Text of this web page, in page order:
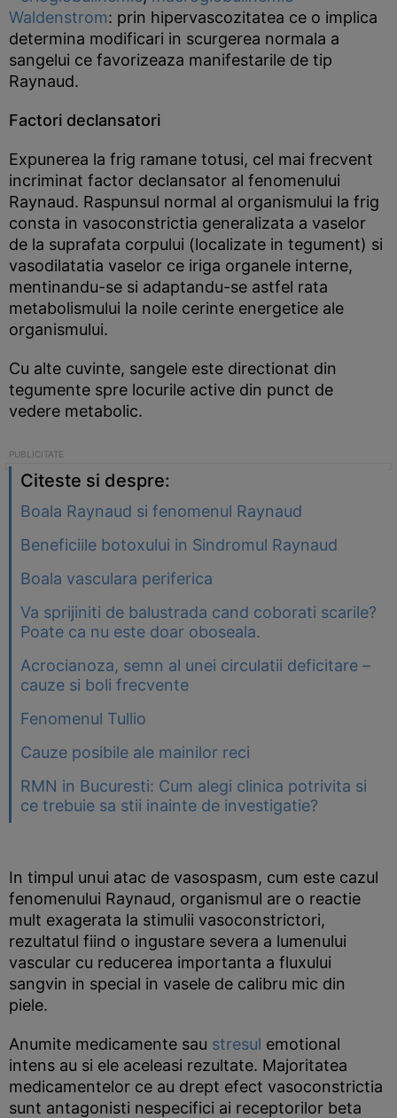
Waldenstrom: prin hipervascozitatea ce o implica
determina modificari in scurgerea normala a
sangelui ce favorizeaza manifestarile de tip
Raynaud.
Factori declansatori
Expunerea la frig ramane totusi, cel mai frecvent
incriminat factor declansator al fenomenului
Raynaud. Raspunsul normal al organismului la frig
consta in vasoconstrictia generalizata a vaselor
de la suprafata corpului (localizate in tegument) si
vasodilatatia vaselor ce iriga organele interne,
mentinandu-se si adaptandu-se astfel rata
metabolismului la noile cerinte energetice ale
organismului.
Cu alte cuvinte, sangele este directionat din
tegumente spre locurile active din punct de
vedere metabolic.
Citeste si despre:
Boala Raynaud si fenomenul Raynaud
Beneficiile botoxului in Sindromul Raynaud
Boala vasculara periferica
Va sprijiniti de balustrada cand coborati scarile?
Poate ca nu este doar oboseala.
Acrocianoza, semn al unei circulatii deficitare –
cauze si boli frecvente
Fenomenul Tullio
Cauze posibile ale mainilor reci
RMN in Bucuresti: Cum alegi clinica potrivita si
ce trebuie sa stii inainte de investigatie?
In timpul unui atac de vasospasm, cum este cazul
fenomenului Raynaud, organismul are o reactie
mult exagerata la stimulii vasoconstrictori,
rezultatul fiind o ingustare severa a lumenului
vascular cu reducerea importanta a fluxului
sangvin in special in vasele de calibru mic din
piele.
Anumite medicamente sau stresul emotional
intens au si ele aceleasi rezultate. Majoritatea
medicamentelor ce au drept efect vasoconstrictia
sunt antagonisti nespecifici ai receptorilor beta